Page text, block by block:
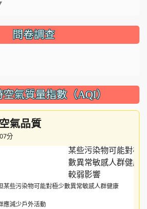
問卷調查
氣質量指數（AQI）
氣品質
分
某些污染物可能對極少數異常敏感人群健康
應減少戶外活動